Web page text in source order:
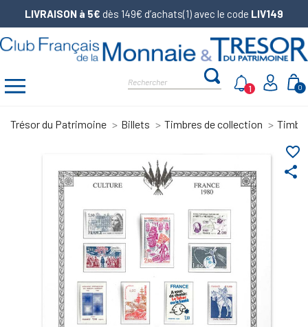
LIVRAISON à 5€ dès 149€ d’achats(1) avec le code LIV149
0
1
Trésor du Patrimoine Billets Timbres de collection
share
favorite_border